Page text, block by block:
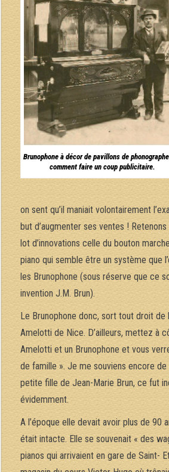
Brunophone à décor de pavillons de
comment faire un coup publicitaire.
on sent qu’il maniait volontairement
but d’augmenter ses ventes !
lot d’innovations celle du bouton
piano qui semble être un système que
les Brunophone (sous réserve que ce
invention J.M. Brun).
Le Brunophone donc, sort tout droit de
Amelotti de Nice. D’ailleurs, mettez à
Amelotti et un Brunophone et vous
de famille ». Je me souviens encore
petite fille de Jean-Marie Brun, ce fut
évidemment.
A l’époque elle devait avoir plus de 90
était intacte. Elle se souvenait « des
pianos qui arrivaient en gare de Saint-